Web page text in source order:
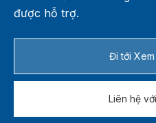
được hỗ trợ.
Đi tới
Liên hệ